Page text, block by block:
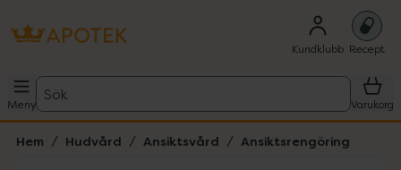
Kundklubb Recept
Meny
Sök
Varukorg
Hem Hudvård Ansiktsvård Ansiktsrengöring